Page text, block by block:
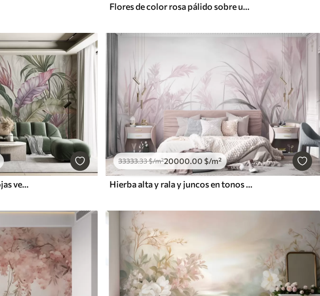
Flores de color rosa pálido sobre un fondo claro
Selva tropical con grandes hojas verdes y flores de protea rosa con fondo borroso texturizado
33333.33$/m²20000.00 $/m²
Hierba alta y rala y juncos en tonos suaves y apagados de rosa y gris, con textura